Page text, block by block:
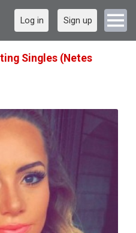
Log in Sign up
Singles (Netes